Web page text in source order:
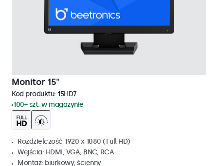
Monitor 15"
Kod produktu: 15HD7
100+ szt. w magazynie
Rozdzielczość 1920 x 1080 (Full HD)
Wejścia: HDMI, VGA, BNC, RCA
Montaż: biurkowy, ścienny